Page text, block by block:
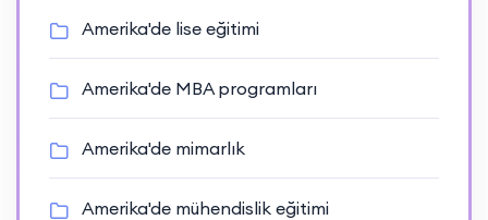
Amerika'de lise eğitimi
Amerika'de MBA programları
Amerika'de mimarlık
Amerika'de mühendislik eğitimi